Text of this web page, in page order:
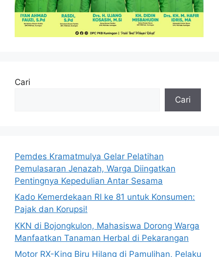
Cari
Cari
Pemdes Kramatmulya Gelar Pelatihan
Pemulasaran Jenazah, Warga Diingatkan
Pentingnya Kepedulian Antar Sesama
Kado Kemerdekaan RI ke 81 untuk Konsumen:
Pajak dan Korupsi!
KKN di Bojongkulon, Mahasiswa Dorong Warga
Manfaatkan Tanaman Herbal di Pekarangan
Motor RX-King Biru Hilang di Pamulihan, Pelaku